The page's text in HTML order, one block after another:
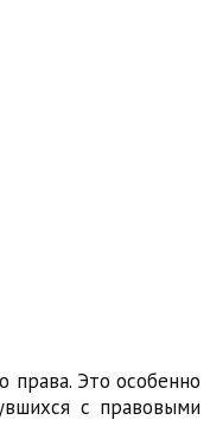
Это особенно
с правовыми